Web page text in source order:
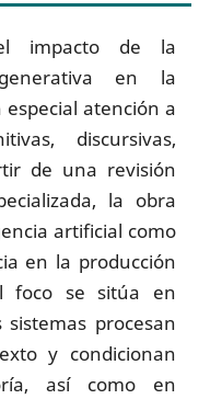
impacto de la
en la
atención a
discursivas,
de una revisión
la obra
artificial como
en la producción
foco se sitúa en
procesan
y condicionan
así como en